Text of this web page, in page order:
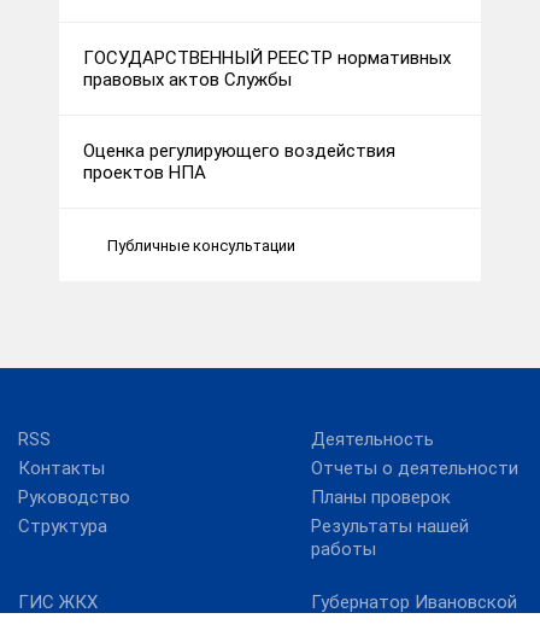
ГОСУДАРСТВЕННЫЙ РЕЕСТР нормативных
правовых актов Службы
Оценка регулирующего воздействия
проектов НПА
Публичные консультации
RSS
Контакты
Руководство
Структура
Деятельность
Отчеты о деятельности
Планы проверок
Результаты нашей
работы
ГИС ЖКХ
Губернатор Ивановской